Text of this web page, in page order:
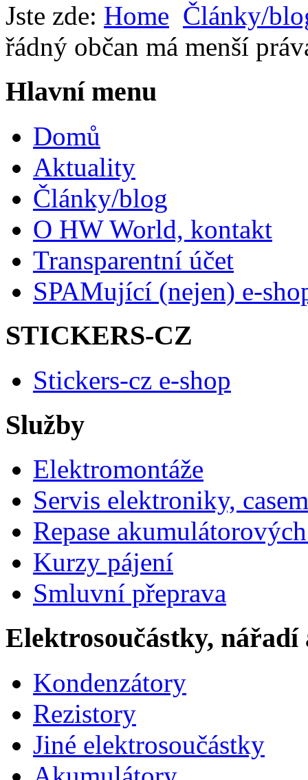
Jste zde: Home Články/
řádný občan má menší
Hlavní menu
Domů
Aktuality
Články/blog
O HW World, kontakt
Transparentní účet
SPAMující (nejen) e-
STICKERS-CZ
Stickers-cz e-shop
Služby
Elektromontáže
Servis elektroniky,
Repase
Kurzy pájení
Smluvní přeprava
Elektrosoučástky, nářadí
Kondenzátory
Rezistory
Jiné elektrosoučástky